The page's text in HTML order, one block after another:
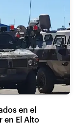
en el
en El Alto